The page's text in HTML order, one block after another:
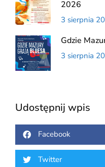
2026
3 sierpnia
Gdzie
3 sierpnia
Udostępnij wpis
Facebook
Twitter